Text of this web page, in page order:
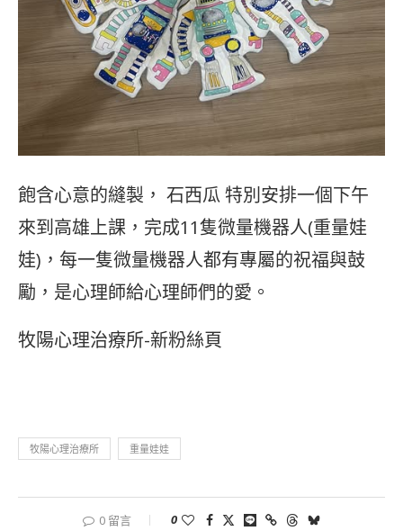
飽含心意的縫製， 石西瓜特別安排一個下午
來到高雄上課，完成11隻微量機器人(重量娃
娃)，每一隻微量機器人都有專屬的祝福與鼓
勵，是心理師給心理師們的愛。
牧陽心理治療所-新粉絲頁
牧陽心理治療所 重量娃娃
0 留言 0